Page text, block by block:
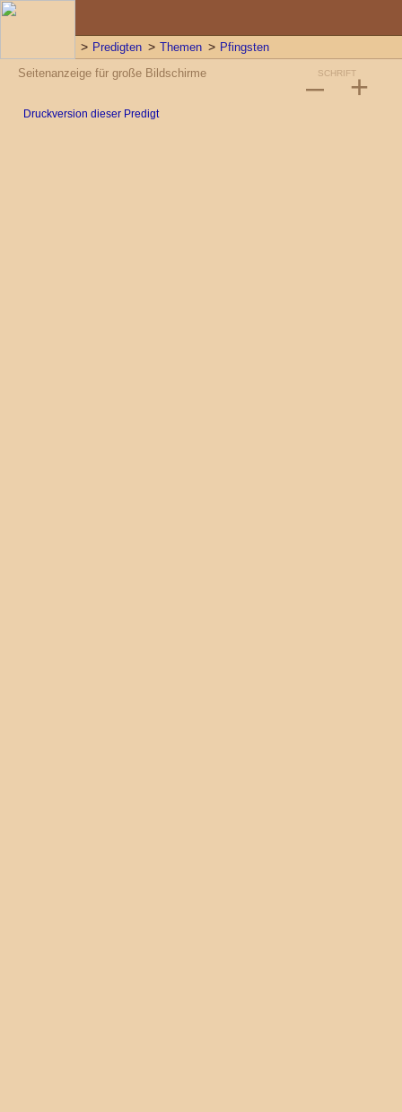
Predigten Themen Pfingsten
SCHRIFT
– +
Seitenanzeige für große Bildschirme
Druckversion dieser Predigt